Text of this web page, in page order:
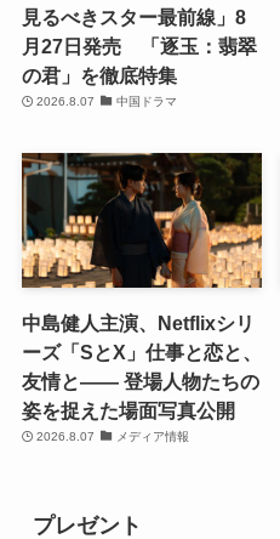
見るべきスター最前線」8
月27日発売 「逐玉：翡翠
の君」を徹底特集
2026.8.07 中国ドラマ
中島健人主演、Netflixシリ
ーズ「SとX」仕事と恋と、
友情と―― 登場人物たちの
姿を捉えた場面写真公開
2026.8.07 メディア情報
プレゼント